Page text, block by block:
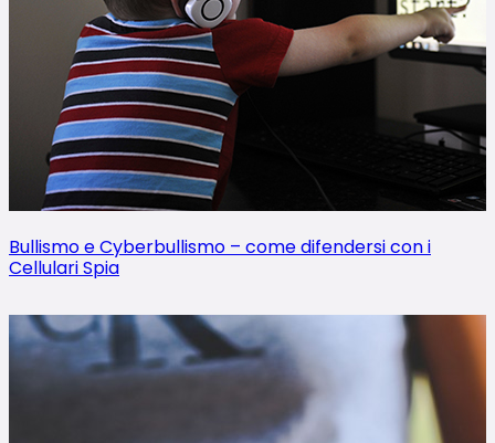
Bullismo e Cyberbullismo – come difendersi con i
Cellulari Spia